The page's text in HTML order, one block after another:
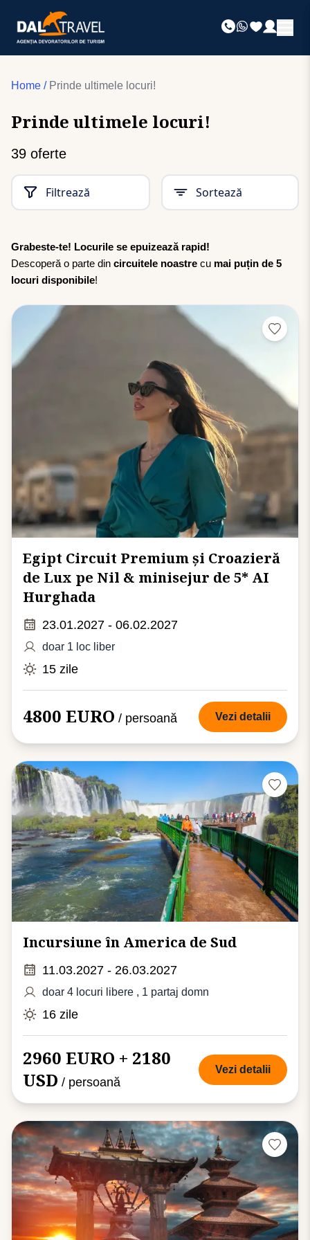
Home / Prinde ultimele locuri!
Prinde ultimele locuri!
39 oferte
Filtrează Sortează
Grabeste-te! Locurile se epuizează rapid!
Descoperă o parte din circuitele noastre cu mai puțin de 5
locuri disponibile!
Egipt Circuit Premium și Croazieră
de Lux pe Nil & minisejur de 5* AI
Hurghada
23.01.2027 - 06.02.2027
doar 1 loc liber
15 zile
4800 EURO / persoană Vezi detalii
Incursiune în America de Sud
11.03.2027 - 26.03.2027
doar 4 locuri libere , 1 partaj domn
16 zile
2960 EURO + 2180
USD / persoană
Vezi detalii